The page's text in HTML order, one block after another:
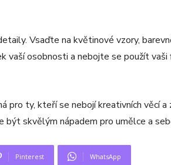
Vsaďte na květinové vzory,
vaší osobnosti a nebojte se použít vaši
pro ty, kteří se nebojí kreativních věcí a
skvělým nápadem pro umělce a
Pinterest WhatsApp